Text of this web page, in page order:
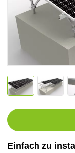
Einfach zu